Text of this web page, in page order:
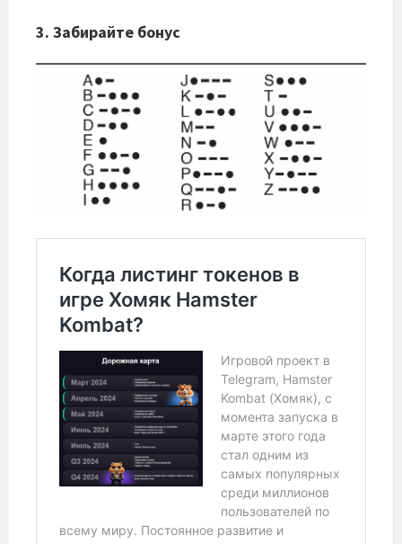
3. Забирайте бонус